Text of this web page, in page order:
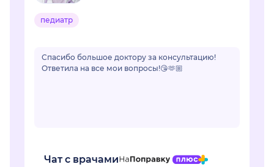
педиатр
Спасибо большое доктору за консультацию!
Ответила на все мои вопросы!😘🫶🏼
Чат с врачами